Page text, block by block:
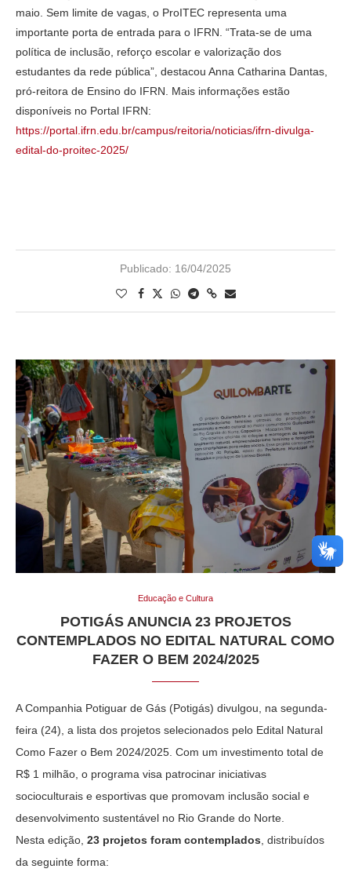
maio. Sem limite de vagas, o ProITEC representa uma
importante porta de entrada para o IFRN. “Trata-se de uma
política de inclusão, reforço escolar e valorização dos
estudantes da rede pública”, destacou Anna Catharina Dantas,
pró-reitora de Ensino do IFRN. Mais informações estão
disponíveis no Portal IFRN:
https://portal.ifrn.edu.br/campus/reitoria/noticias/ifrn-divulga-
edital-do-proitec-2025/
Publicado: 16/04/2025
Educação e Cultura
POTIGÁS ANUNCIA 23 PROJETOS
CONTEMPLADOS NO EDITAL NATURAL COMO
FAZER O BEM 2024/2025
A Companhia Potiguar de Gás (Potigás) divulgou, na segunda-
feira (24), a lista dos projetos selecionados pelo Edital Natural
Como Fazer o Bem 2024/2025. Com um investimento total de
R$ 1 milhão, o programa visa patrocinar iniciativas
socioculturais e esportivas que promovam inclusão social e
desenvolvimento sustentável no Rio Grande do Norte.
Nesta edição, 23 projetos foram contemplados , distribuídos
da seguinte forma: